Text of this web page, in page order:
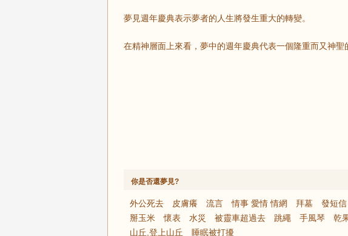
夢見週年慶典表示夢者的人生將發生重大的轉變。
在精神層面上來看，夢中的週年慶典代表一個隆重而又神聖
你是否還夢見?
外公死去 皮膚癢 流言 情事 愛情 情網 拜墓 發短信
掰玉米
懷表 水災 被靈車超過去 跳繩 手風琴 乾
山丘,登上山丘
睡眠被打擾